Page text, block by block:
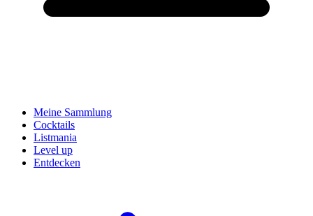
Meine Sammlung
Cocktails
Listmania
Level up
Entdecken